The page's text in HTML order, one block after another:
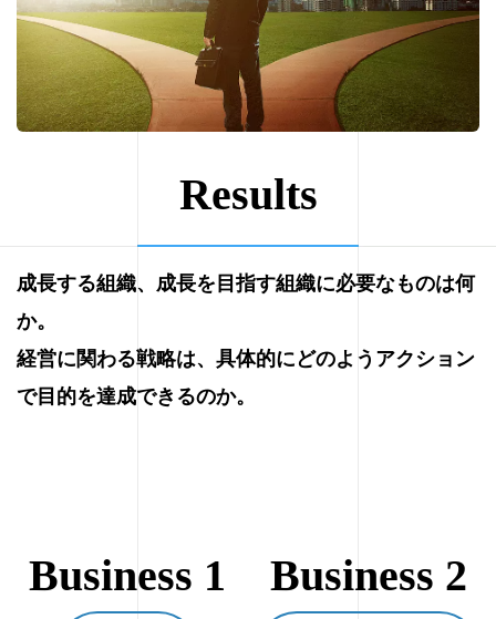
Results
成長する組織、成長を目指す組織に必要なものは何
か。
経営に関わる戦略は、具体的にどのようアクション
で目的を達成できるのか。
Business 1 Business 2